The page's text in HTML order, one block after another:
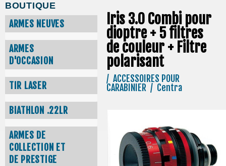
BOUTIQUE
ARMES NEUVES
ARMES
D'OCCASION
TIR LASER
BIATHLON .22LR
ARMES DE
COLLECTION ET
DE PRESTIGE
Iris 3.0 Combi pour
dioptre + 5 filtres
de couleur + Filtre
polarisant
/ ACCESSOIRES POUR
CARABINIER / Centra